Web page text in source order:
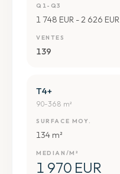
Q1-Q3
1 748 EUR - 2 626 EUR
VENTES
139
T4+
90-368 m²
SURFACE MOY.
134 m²
MEDIAN/M²
1 970 EUR